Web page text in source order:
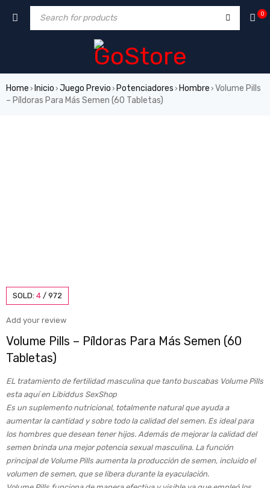
0
Home › Inicio › Juego Previo › Potenciadores › Hombre › Volume Pills
– Píldoras Para Más Semen (60 Tabletas)
SOLD: 4 / 972
Add your review
Volume Pills – Píldoras Para Más Semen (60
Tabletas)
EL tratamiento de fertilidad masculina que tanto buscabas Volume Pills
esta aquí en Libiddus SexShop
Es un suplemento nutricional, totalmente natural que ayuda a
aumentar la cantidad y sobre todo la calidad del semen. Es ideal para
los hombres que desean tener hijos. Además de mejorar la calidad del
semen brinda una mejor potencia sexual masculina. La función
principal de Volume Pills aumenta la producción de semen, incluido el
volumen de semen, que se libera durante la eyaculación.